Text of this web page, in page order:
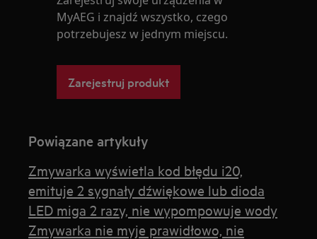
MyAEG i znajdź wszystko, czego
potrzebujesz w jednym miejscu.
Zarejestruj produkt
Powiązane artykuły
Zmywarka wyświetla kod błędu i20,
emituje 2 sygnały dźwiękowe lub dioda
LED miga 2 razy, nie wypompowuje wody
Zmywarka nie myje prawidłowo, nie